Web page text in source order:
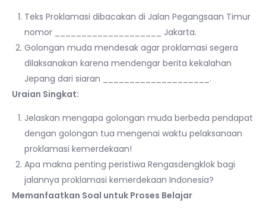
Teks Proklamasi dibacakan di Jalan Pegangsaan Timur
nomor ____________________ Jakarta.
Golongan muda mendesak agar proklamasi segera
dilaksanakan karena mendengar berita kekalahan
Jepang dari siaran ____________________.
Uraian Singkat:
Jelaskan mengapa golongan muda berbeda pendapat
dengan golongan tua mengenai waktu pelaksanaan
proklamasi kemerdekaan!
Apa makna penting peristiwa Rengasdengklok bagi
jalannya proklamasi kemerdekaan Indonesia?
Memanfaatkan Soal untuk Proses Belajar